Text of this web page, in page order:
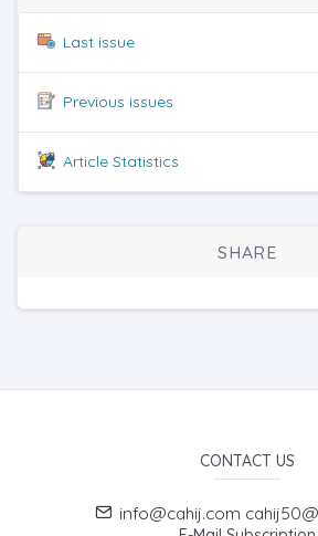
Last issue
Previous issues
Article Statistics
SHARE
CONTACT US
info@cahij.com